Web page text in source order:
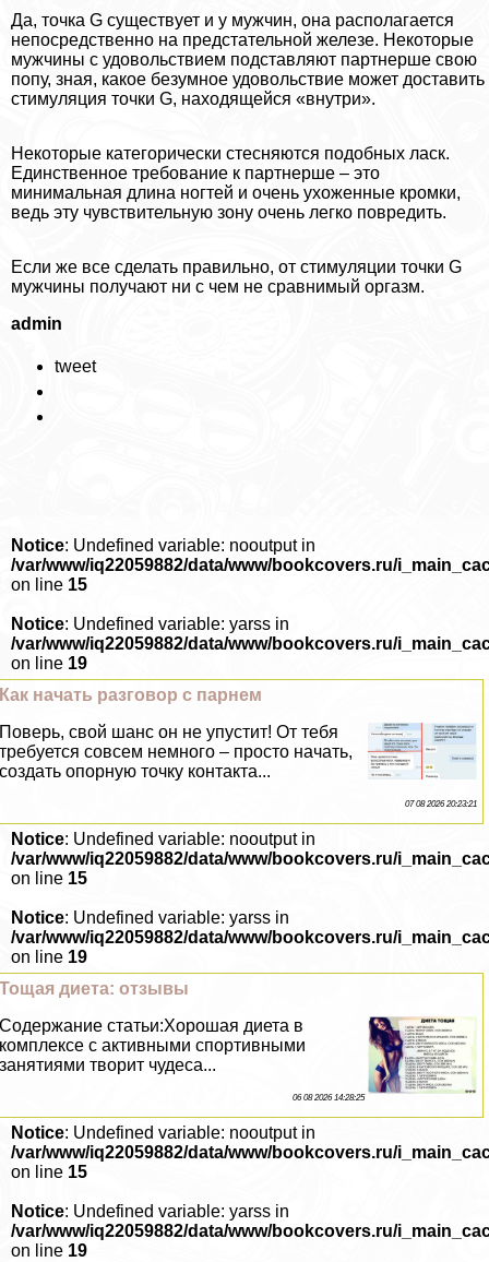
Да, точка G существует и у мужчин, она располагается
непосредственно на предстательной железе. Некоторые
мужчины с удовольствием подставляют партнерше свою
попу, зная, какое безумное удовольствие может доставить
стимуляция точки G, находящейся «внутри».
Некоторые категорически стесняются подобных ласк.
Единственное требование к партнерше – это
минимальная длина ногтей и очень ухоженные кромки,
ведь эту чувствительную зону очень легко повредить.
Если же все сделать правильно, от стимуляции точки G
мужчины получают ни с чем не сравнимый opгaзм.
admin
tweet
Notice: Undefined variable: nooutput in
/var/www/iq22059882/data/www/bookcovers.ru/
on line 15
Notice: Undefined variable: yarss in
/var/www/iq22059882/data/www/bookcovers.ru/
on line 19
Как начать разговор с парнем
Поверь, свой шанс он не упустит! От тебя
требуется совсем немного – просто начать,
создать опopную точку контакта...
07 08 2026 20:23:21
Notice: Undefined variable: nooutput in
/var/www/iq22059882/data/www/bookcovers.ru/
on line 15
Notice: Undefined variable: yarss in
/var/www/iq22059882/data/www/bookcovers.ru/
on line 19
Тощая диета: отзывы
Содержание статьи:Хорошая диета в
комплексе с активными спортивными
занятиями творит чудеса...
06 08 2026 14:28:25
Notice: Undefined variable: nooutput in
/var/www/iq22059882/data/www/bookcovers.ru/
on line 15
Notice: Undefined variable: yarss in
/var/www/iq22059882/data/www/bookcovers.ru/
on line 19